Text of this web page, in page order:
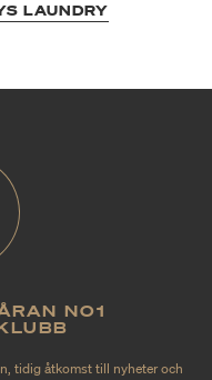
LAUNDRY
NO1
tidig åtkomst till nyheter och